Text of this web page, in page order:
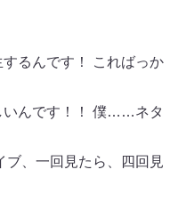
るんです！ こればっか
いんです！！ 僕……ネタ
ブ、一回見たら、四回見